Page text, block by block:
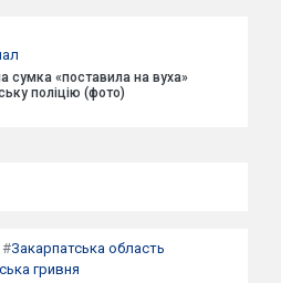
сумка «поставила на вуха»
поліцію (фото)
#Закарпатська область
гривня